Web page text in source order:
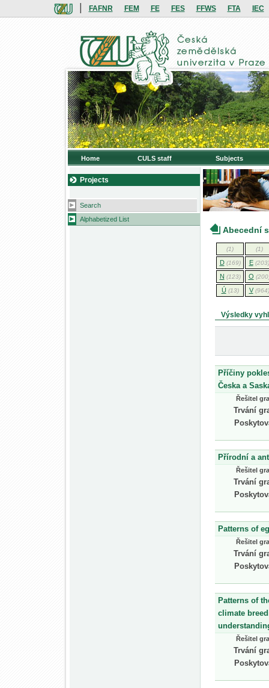
FAFNR FEM FE FES FFWS FTA IEC
Home CULS staff Subjects
Projects
Search
Alphabetized List
Abecední
(1) (1)
D (169) E (203)
N (123) O
Ú (13) V (964)
Výsledky
Příčiny
Česka a
Řešitel
Trvání
Přírodní a
Řešitel
Trvání
Patterns of
Řešitel
Trvání
Patterns of
climate
Řešitel
Trvání